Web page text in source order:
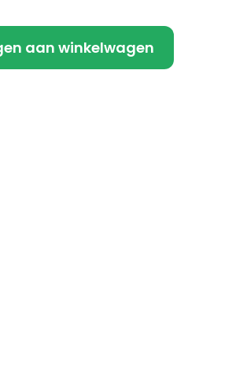
aan winkelwagen